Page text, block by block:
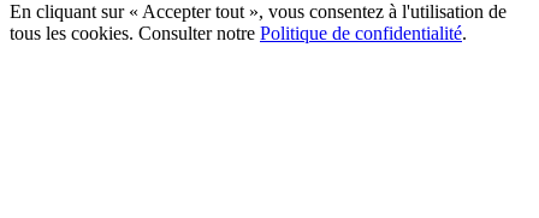
En cliquant sur « Accepter tout », vous consentez à l'utilisation de
tous les cookies. Consulter notre Politique de confidentialité.